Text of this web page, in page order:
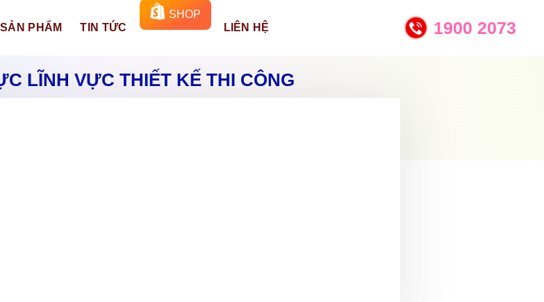
SẢN PHẨM TIN TỨC
SHOP
LIÊN HỆ
1900 2073
LĨNH VỰC THIẾT KẾ THI CÔNG